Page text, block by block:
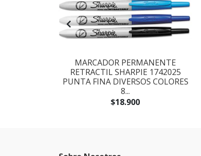
MARCADOR PERMANENTE
RETRACTIL SHARPIE 1742025
PUNTA FINA DIVERSOS COLORES
8...
$18.900